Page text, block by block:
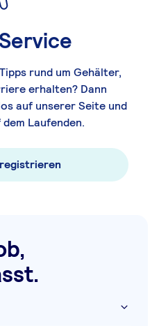
rund um Gehälter,
erhalten? Dann
auf unserer Seite und
Laufenden.